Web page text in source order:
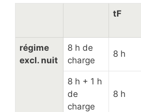
tF
régime
excl. nuit
8 h de
charge
8 h
8 h + 1 h
de
charge
8 h